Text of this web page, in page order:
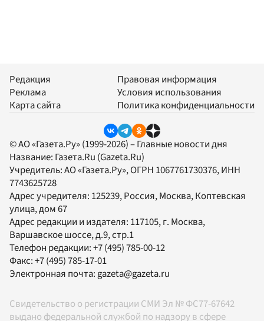
Редакция
Реклама
Карта сайта
Правовая информация
Условия использования
Политика конфиденциальности
© АО «Газета.Ру» (1999-2026) – Главные новости дня
Название: Газета.Ru (Gazeta.Ru)
Учредитель:АО «Газета.Ру», ОГРН 1067761730376, ИНН
7743625728
Адрес учредителя: 125239, Россия, Москва, Коптевская
улица, дом 67
Адрес редакции и издателя: 117105, г. Москва,
Варшавское шоссе, д.9, стр.1
Телефон редакции:+7 (495) 785-00-12
Факс:+7 (495) 785-17-01
Электронная почта:gazeta@gazeta.ru
Свидетельство о регистрации СМИ Эл № ФС77-67642
выдано федеральной службой по надзору в сфере